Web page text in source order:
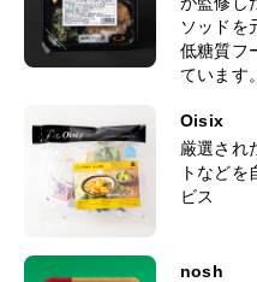
ソッドを
低糖質フ
ています。
Oisix
厳選され
トなどを
ビス
nosh